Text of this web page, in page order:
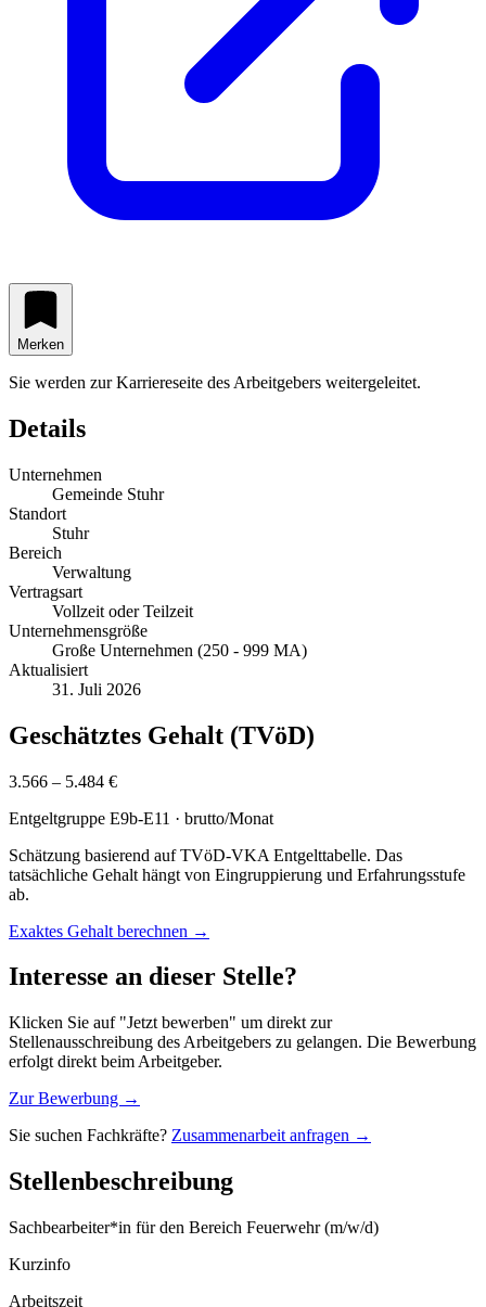
Merken
Sie werden zur Karriereseite des Arbeitgebers weitergeleitet.
Details
Unternehmen
Gemeinde Stuhr
Standort
Stuhr
Bereich
Verwaltung
Vertragsart
Vollzeit oder Teilzeit
Unternehmensgröße
Große Unternehmen (250 - 999 MA)
Aktualisiert
31. Juli 2026
Geschätztes Gehalt (TVöD)
3.566 – 5.484 €
Entgeltgruppe E9b-E11 · brutto/Monat
Schätzung basierend auf TVöD-VKA Entgelttabelle. Das
tatsächliche Gehalt hängt von Eingruppierung und Erfahrungsstufe
ab.
Exaktes Gehalt berechnen →
Interesse an dieser Stelle?
Klicken Sie auf "Jetzt bewerben" um direkt zur
Stellenausschreibung des Arbeitgebers zu gelangen. Die Bewerbung
erfolgt direkt beim Arbeitgeber.
Zur Bewerbung →
Sie suchen Fachkräfte? Zusammenarbeit anfragen →
Stellenbeschreibung
Sachbearbeiter*in für den Bereich Feuerwehr (m/w/d)
Kurzinfo
Arbeitszeit